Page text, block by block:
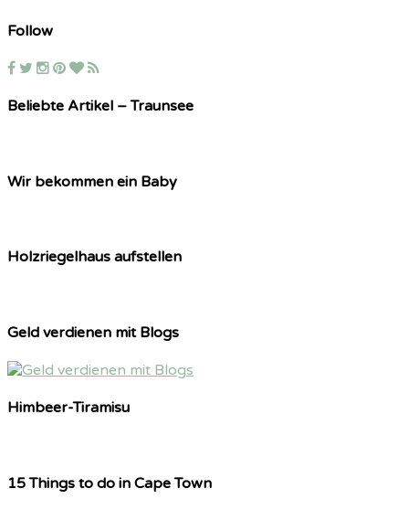
Follow
Beliebte Artikel – Traunsee
Wir bekommen ein Baby
Holzriegelhaus aufstellen
Geld verdienen mit Blogs
Himbeer-Tiramisu
15 Things to do in Cape Town